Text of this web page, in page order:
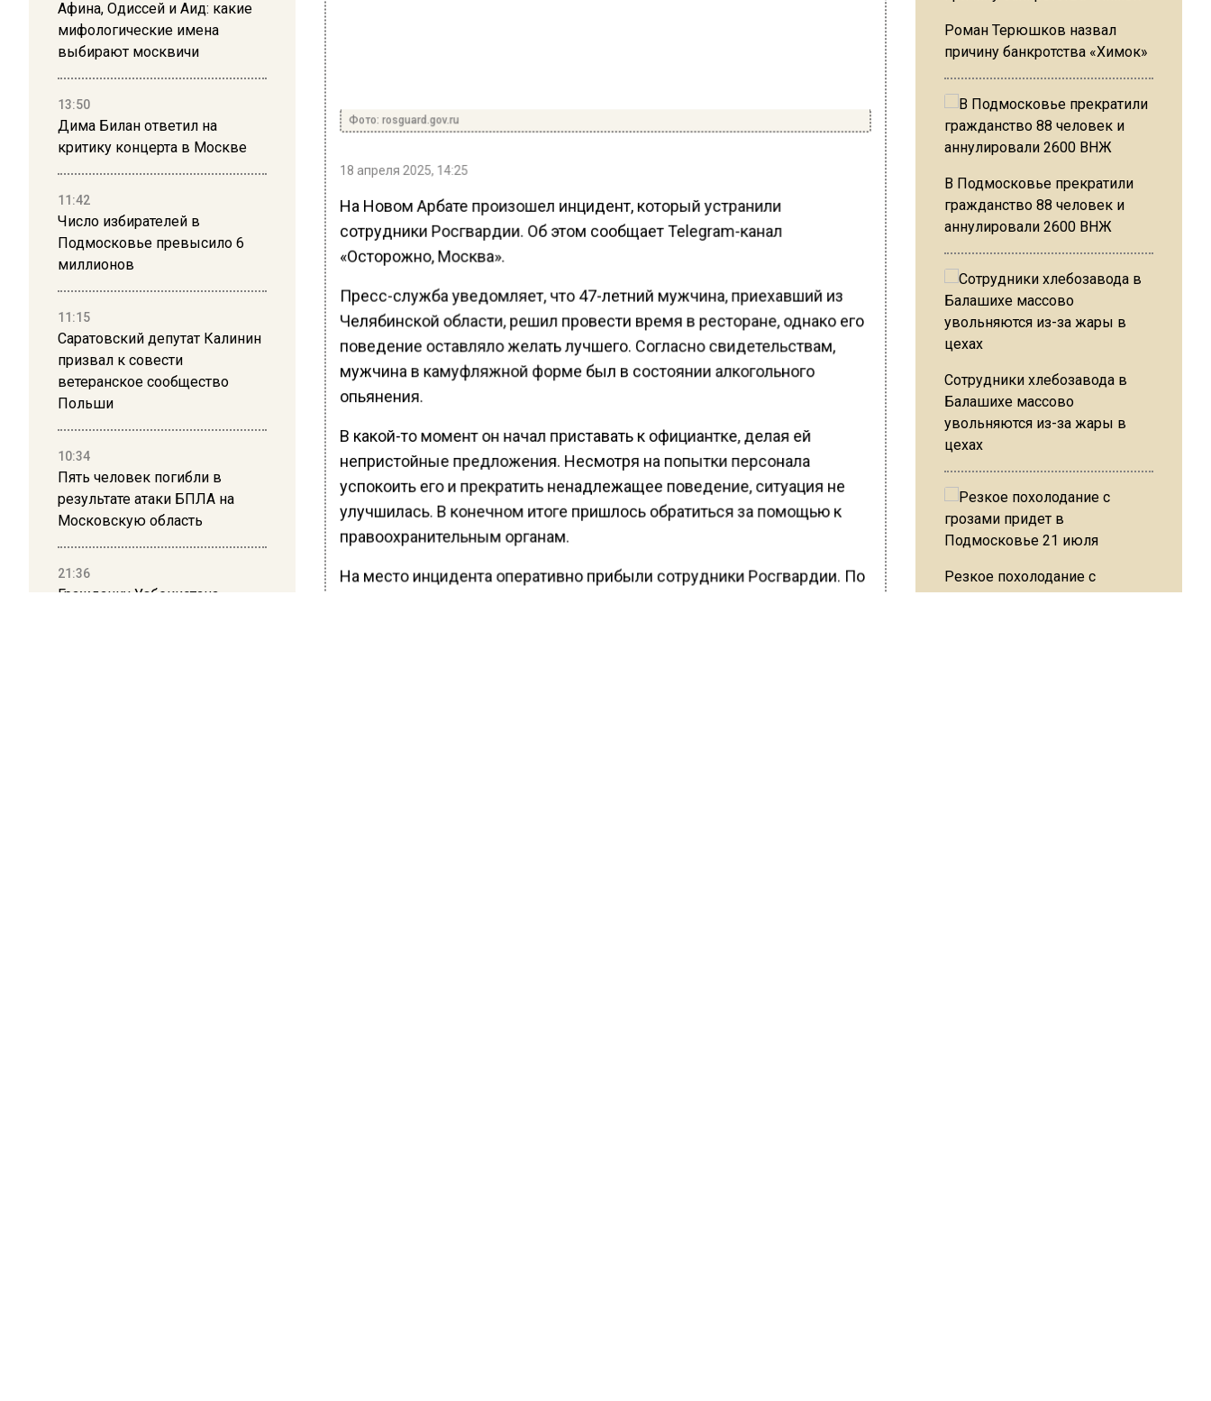
Афина, Одиссей и Аид: какие
мифологические имена
выбирают москвичи
13:50
Дима Билан ответил на
критику концерта в Москве
11:42
Число избирателей в
Подмосковье превысило 6
миллионов
11:15
Саратовский депутат Калинин
призвал к совести
ветеранское сообщество
Польши
10:34
Пять человек погибли в
результате атаки БПЛА на
Московскую область
21:36
Гражданку Узбекистана
Фото: rosguard.gov.ru
18 апреля 2025, 14:25
На Новом Арбате произошел инцидент, который устранили
сотрудники Росгвардии. Об этом сообщает Telegram-канал
«Осторожно, Москва».
Пресс-служба уведомляет, что 47-летний мужчина, приехавший из
Челябинской области, решил провести время в ресторане, однако его
поведение оставляло желать лучшего. Согласно свидетельствам,
мужчина в камуфляжной форме был в состоянии алкогольного
опьянения.
В какой-то момент он начал приставать к официантке, делая ей
непристойные предложения. Несмотря на попытки персонала
успокоить его и прекратить ненадлежащее поведение, ситуация не
улучшилась. В конечном итоге пришлось обратиться за помощью к
правоохранительным органам.
На место инцидента оперативно прибыли сотрудники Росгвардии. По
Роман Терюшков назвал
причину банкротства «Химок»
В Подмосковье прекратили
гражданство 88 человек и
аннулировали 2600 ВНЖ
Сотрудники хлебозавода в
Балашихе массово
увольняются из-за жары в
цехах
Резкое похолодание с
грозами придет в